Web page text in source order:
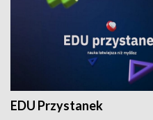
EDU Przystanek